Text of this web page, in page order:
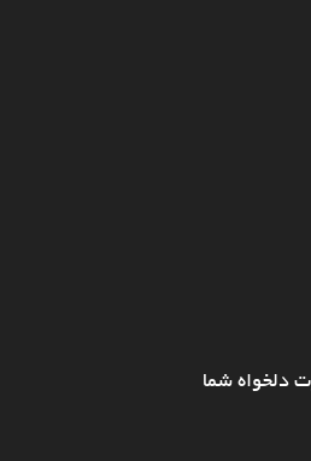
دلخواه شما